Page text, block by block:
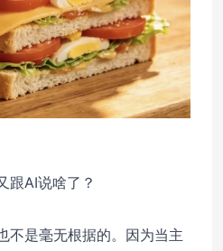
跟AI说啥了？
不是毫无根据的。因为当主